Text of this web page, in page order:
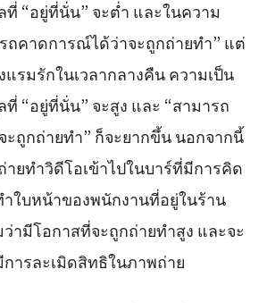
“อยู่ที่นั่น” จะต่ำ และในความ
ถคาดการณ์ได้ว่าจะถูกถ่ายทำ” แต่
แรมรักในเวลากลางคืน ความเป็น
“อยู่ที่นั่น” จะสูง และ “สามารถ
ถูกถ่ายทำ” ก็จะยากขึ้น นอกจากนี้
ยทำวิดีโอเข้าไปในบาร์ที่มีการคิด
ำใบหน้าของพนักงานที่อยู่ในร้าน
ามีโอกาสที่จะถูกถ่ายทำสูง และจะ
ารละเมิดสิทธิในภาพถ่าย